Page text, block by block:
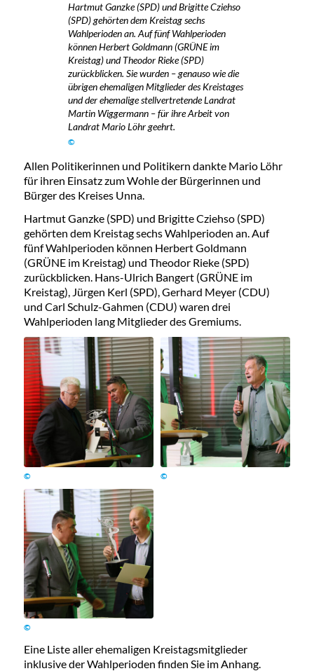
Hartmut Ganzke (SPD) und Brigitte Cziehso
(SPD) gehörten dem Kreistag sechs
Wahlperioden an. Auf fünf Wahlperioden
können Herbert Goldmann (GRÜNE im
Kreistag) und Theodor Rieke (SPD)
zurückblicken. Sie wurden – genauso wie die
übrigen ehemaligen Mitglieder des Kreistages
und der ehemalige stellvertretende Landrat
Martin Wiggermann – für ihre Arbeit von
Landrat Mario Löhr geehrt.
©
Allen Politikerinnen und Politikern dankte Mario Löhr
für ihren Einsatz zum Wohle der Bürgerinnen und
Bürger des Kreises Unna.
Hartmut Ganzke (SPD) und Brigitte Cziehso (SPD)
gehörten dem Kreistag sechs Wahlperioden an. Auf
fünf Wahlperioden können Herbert Goldmann
(GRÜNE im Kreistag) und Theodor Rieke (SPD)
zurückblicken. Hans-Ulrich Bangert (GRÜNE im
Kreistag), Jürgen Kerl (SPD), Gerhard Meyer (CDU)
und Carl Schulz-Gahmen (CDU) waren drei
Wahlperioden lang Mitglieder des Gremiums.
© ©
©
Eine Liste aller ehemaligen Kreistagsmitglieder
inklusive der Wahlperioden finden Sie im Anhang.